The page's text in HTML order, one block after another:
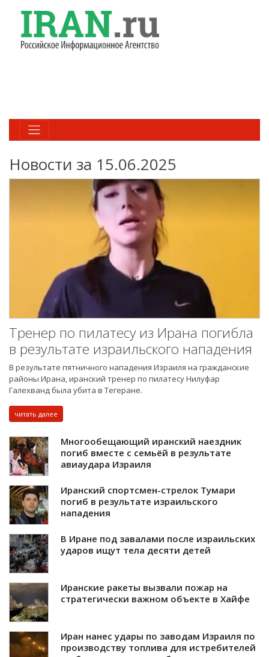
Новости за 15.06.2025
Тренер по пилатесу из Ирана погибла
в результате израильского нападения
В результате пятничного нападения Израиля на гражданские
районы Ирана, иранский тренер по пилатесу Нилуфар
Галехванд была убита в Тегеране.
читать далее
Многообещающий иранский наездник
погиб вместе с семьёй в результате
авиаудара Израиля
Иранский спортсмен-стрелок Тумари
погиб в результате израильского
нападения
В Иране под завалами после израильских
ударов ищут тела десяти детей
Иранские ракеты вызвали пожар на
стратегически важном объекте в Хайфе
Иран нанес удары по заводам Израиля по
производству топлива для истребителей